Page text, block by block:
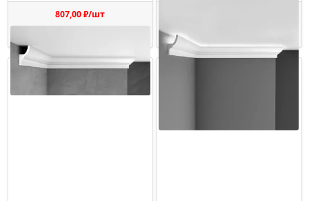
807,00 ₽/шт